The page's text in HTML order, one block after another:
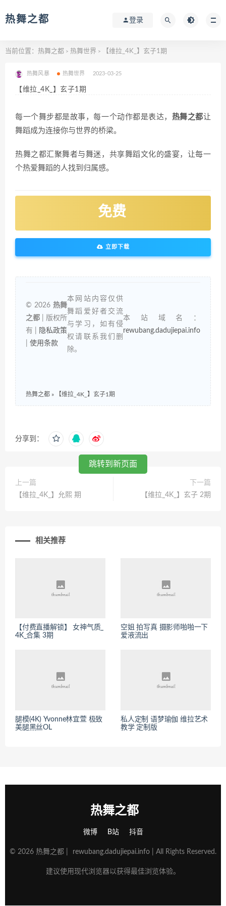
热舞之都 登录
当前位置： 热舞之都 > 热舞世界 > 【维拉_4K_】玄子1期
热舞风暴 热舞世界 2023-03-25
【维拉_4K_】玄子1期
每一个舞步都是故事，每一个动作都是表达， 热舞之都让
舞蹈成为连接你与世界的桥梁。
热舞之都汇聚舞者与舞迷，共享舞蹈文化的盛宴，让每一
个热爱舞蹈的人找到归属感。
免费
立即下载
© 2026 热舞
之都 | 版权所
有 |
隐私政策
使用条款
本网站内容仅供
舞蹈爱好者交流
与学习，如有侵
权请联系我们删
除。
本站域名：
rewubang.dadujiepai.info
热舞之都 » 【维拉_4K_】玄子1期
分享到：
上一篇
【维拉_4K_】允熙 期
下一篇
【维拉_4K_】玄子 2期
相关推荐
【付费直播解锁】 女神气质_
4K_合集 3期
空姐 拍写真 摄影师啪啪一下
爱液流出
腿模(4K) Yvonne林宜萱 极致
美腿黑丝OL
私人定制 语梦瑜伽 维拉艺术
教学 定制版
热舞之都
微博 B站 抖音
© 2026 热舞之都 | rewubang.dadujiepai.info | All Rights Reserved.
建议使用现代浏览器以获得最佳浏览体验。
跳转到新页面